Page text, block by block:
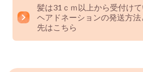
髪は31ｃｍ以上から受付け
ヘアドネーションの発送方法
先はこちら